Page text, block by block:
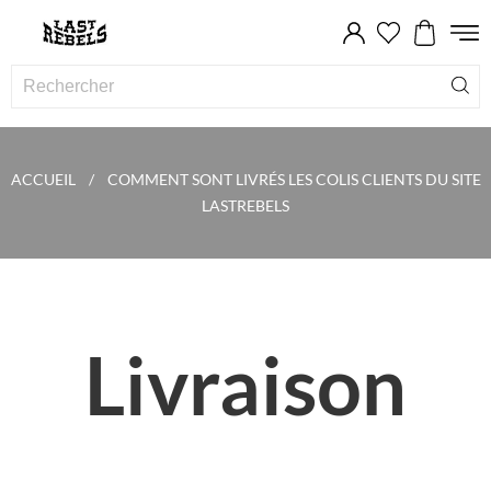
ACCUEIL
COMMENT SONT LIVRÉS LES COLIS CLIENTS DU SITE
LASTREBELS
Livraison